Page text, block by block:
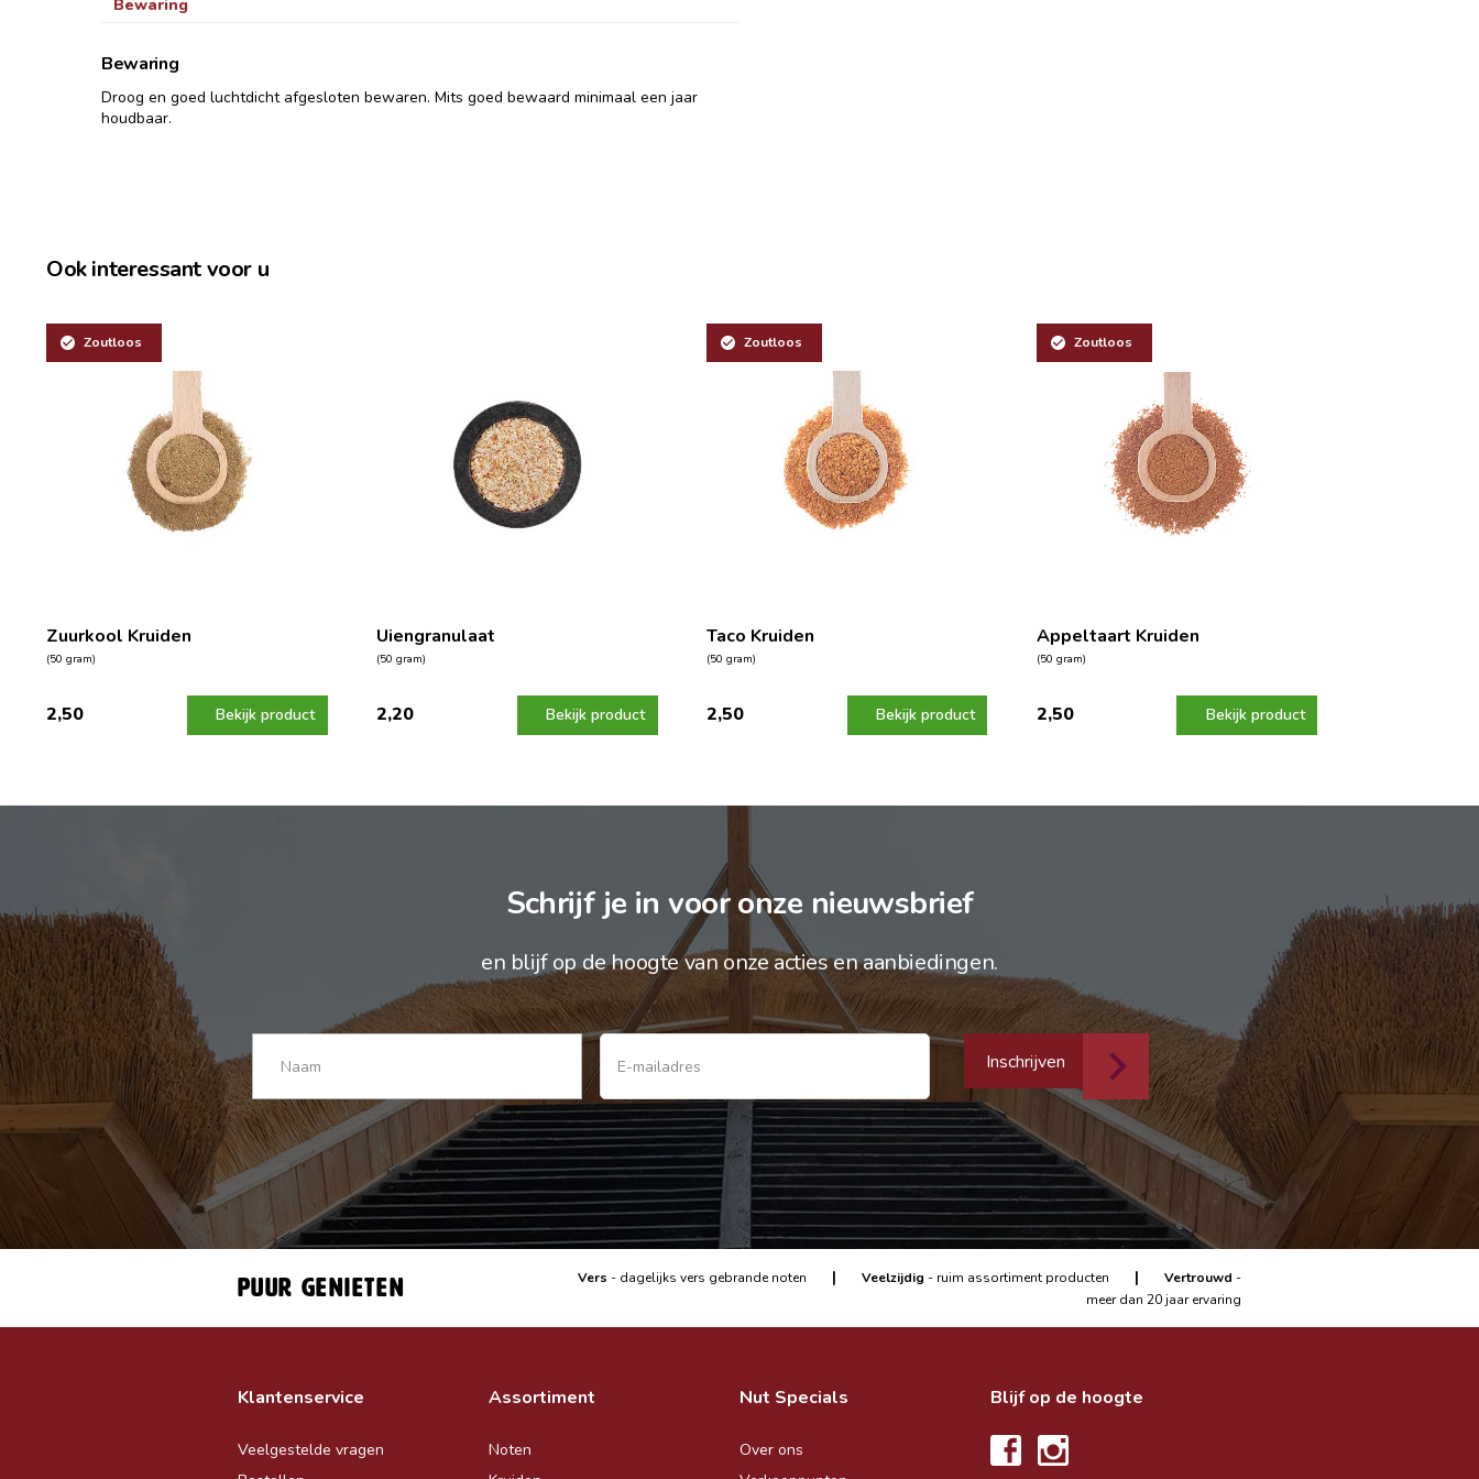
Bewaring
Bewaring
Droog en goed luchtdicht afgesloten bewaren. Mits goed bewaard minimaal een jaar
houdbaar.
Ook interessant voor u
Zoutloos
Zuurkool Kruiden
(50 gram)
2,50 Bekijk product
Uiengranulaat
(50 gram)
2,20 Bekijk product
Zoutloos
Taco Kruiden
(50 gram)
2,50 Bekijk product
Zoutloos
Appeltaart Kruiden
(50 gram)
2,50 Bekijk product
Schrijf je in voor onze nieuwsbrief
en blijf op de hoogte van onze acties en aanbiedingen.
Inschrijven
Puur genieten Vers - dagelijks vers gebrande noten | Veelzijdig - ruim assortiment producten | Vertrouwd -
meer dan 20 jaar ervaring
Klantenservice
Veelgestelde vragen
Assortiment
Noten
Nut Specials
Over ons
Blijf op de hoogte